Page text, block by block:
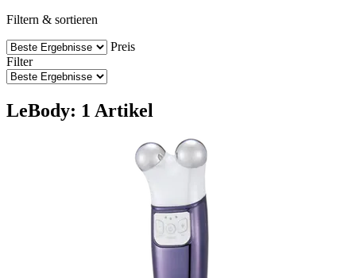
Filtern & sortieren
Preis
Filter
LeBody: 1 Artikel